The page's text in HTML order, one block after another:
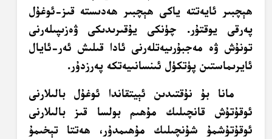
ھېچبىر ئايەتتە ياكى ھېچبىر ھەدىستە قىز-ئوغۇل
پەرقى يوقتۇر. چۈنكى يۇقىرىدىكى ۋەزىپىلەرنى
تونۇش ۋە مەجبۇرىيەتلەرنى ئادا قىلىش ئەر-ئايال
ئايرىماستىن پۈتكۈل ئىنسانىيەتكە پەرزدۇر.
مانا بۇ نۇقتىدىن ئېيتقاندا ئوغۇل بالىلارنى
ئوقۇتۇش قانچىلىك مۇھىم بولسا قىز بالىلارنى
ئوقۇتۇشمۇ شۇنچىلىك مۇھىمدۇر، ھەتتا تېخىمۇ